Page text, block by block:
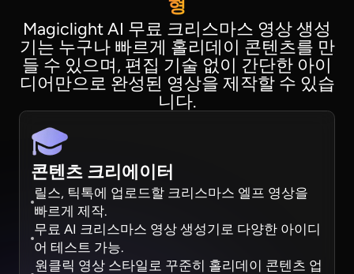
형
Magiclight AI 무료 크리스마스 영상 생성
기는 누구나 빠르게 홀리데이 콘텐츠를 만
들 수 있으며, 편집 기술 없이 간단한 아이
디어만으로 완성된 영상을 제작할 수 있습
니다.
콘텐츠 크리에이터
릴스, 틱톡에 업로드할 크리스마스 엘프 영상을
빠르게 제작.
무료 AI 크리스마스 영상 생성기로 다양한 아이디
어 테스트 가능.
원클릭 영상 스타일로 꾸준히 홀리데이 콘텐츠 업